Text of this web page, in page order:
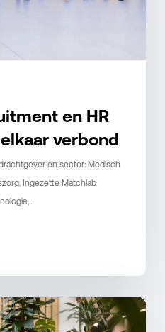
en HR
verbond
en sector: Medisch
Ingezette Matchlab